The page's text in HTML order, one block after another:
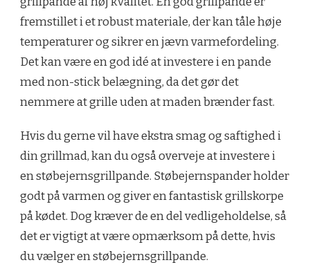
fremstillet i et robust materiale, der kan tåle høje
temperaturer og sikrer en jævn varmefordeling.
Det kan være en god idé at investere i en pande
med non-stick belægning, da det gør det
nemmere at grille uden at maden brænder fast.
Hvis du gerne vil have ekstra smag og saftighed i
din grillmad, kan du også overveje at investere i
en støbejernsgrillpande. Støbejernspander holder
godt på varmen og giver en fantastisk grillskorpe
på kødet. Dog kræver de en del vedligeholdelse, så
det er vigtigt at være opmærksom på dette, hvis
du vælger en støbejernsgrillpande.